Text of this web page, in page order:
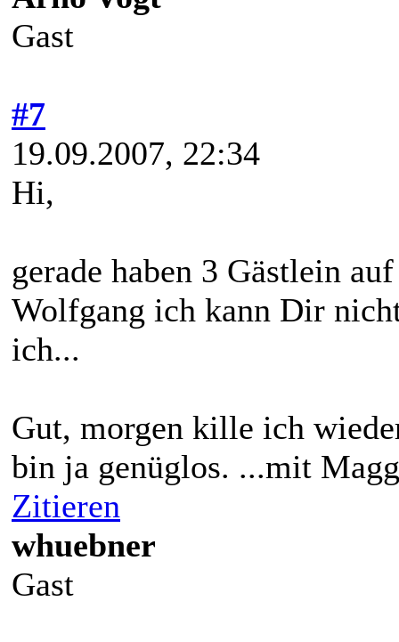
Gast
#7
19.09.2007, 22:34
Hi,
gerade haben 3 Gästlein
Wolfgang ich kann Dir
ich...
Gut, morgen kille ich
bin ja genüglos. ...mit
Zitieren
whuebner
Gast